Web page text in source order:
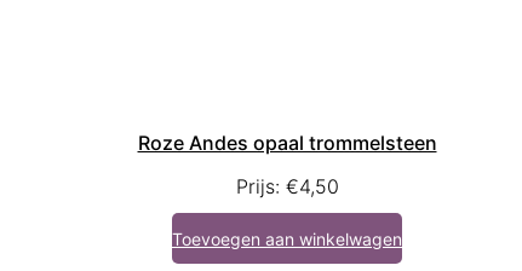
Roze Andes opaal trommelsteen
Prijs: €4,50
Toevoegen aan winkelwagen